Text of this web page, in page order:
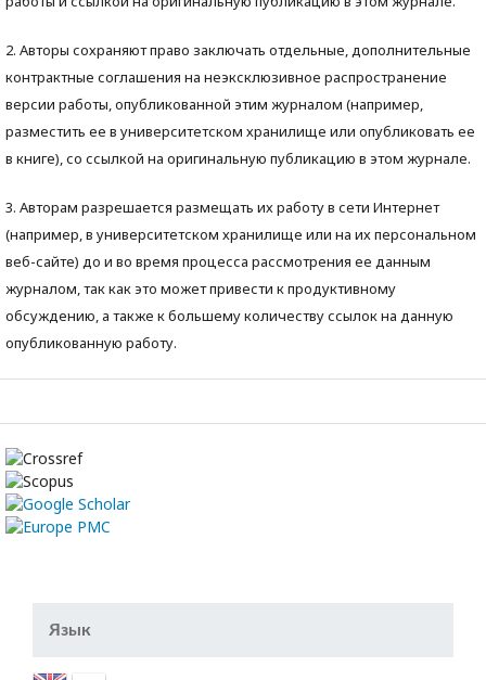
2. Авторы сохраняют право заключать отдельные, дополнительные
контрактные соглашения на неэксклюзивное распространение
версии работы, опубликованной этим журналом (например,
разместить ее в университетском хранилище или опубликовать ее
в книге), со ссылкой на оригинальную публикацию в этом журнале.
3. Авторам разрешается размещать их работу в сети Интернет
(например, в университетском хранилище или на их персональном
веб-сайте) до и во время процесса рассмотрения ее данным
журналом, так как это может привести к продуктивному
обсуждению, а также к большему количеству ссылок на данную
опубликованную работу.
Язык